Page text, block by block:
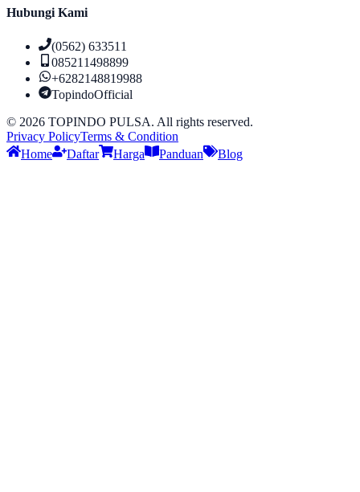
Hubungi Kami
(0562) 633511
085211498899
+6282148819988
TopindoOfficial
© 2026 TOPINDO PULSA. All rights reserved.
Privacy PolicyTerms & Condition
Home
Daftar Harga Panduan Blog